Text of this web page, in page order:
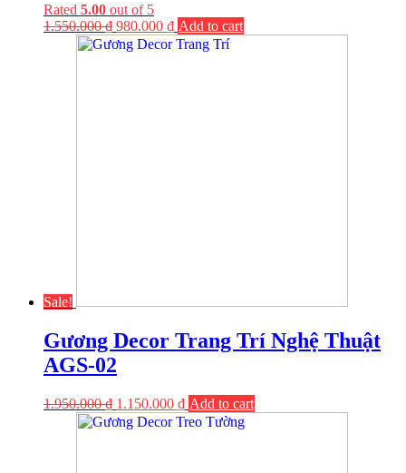
Rated 5.00 out of 5
1.550.000₫ 980.000 ₫ Add to cart
Sale!
Gương Decor Trang Trí Nghệ Thuật
AGS-02
1.950.000₫ 1.150.000 ₫ Add to cart